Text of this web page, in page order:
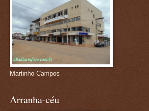
Martinho Campos
Arranha-céu